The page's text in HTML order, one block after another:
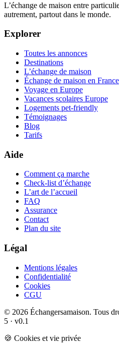
L’échange de maison entre
autrement, partout dans le monde.
Explorer
Toutes les annonces
Destinations
L’échange de maison
Échange de maison en France
Voyage en Europe
Vacances scolaires Europe
Logements pet-friendly
Témoignages
Blog
Tarifs
Aide
Comment ça marche
Check-list d’échange
L’art de l’accueil
FAQ
Assurance
Contact
Plan du site
Légal
Mentions légales
Confidentialité
Cookies
CGU
© 2026 Échangersamaison. Tous
5 · v0.1
🍪 Cookies et vie privée